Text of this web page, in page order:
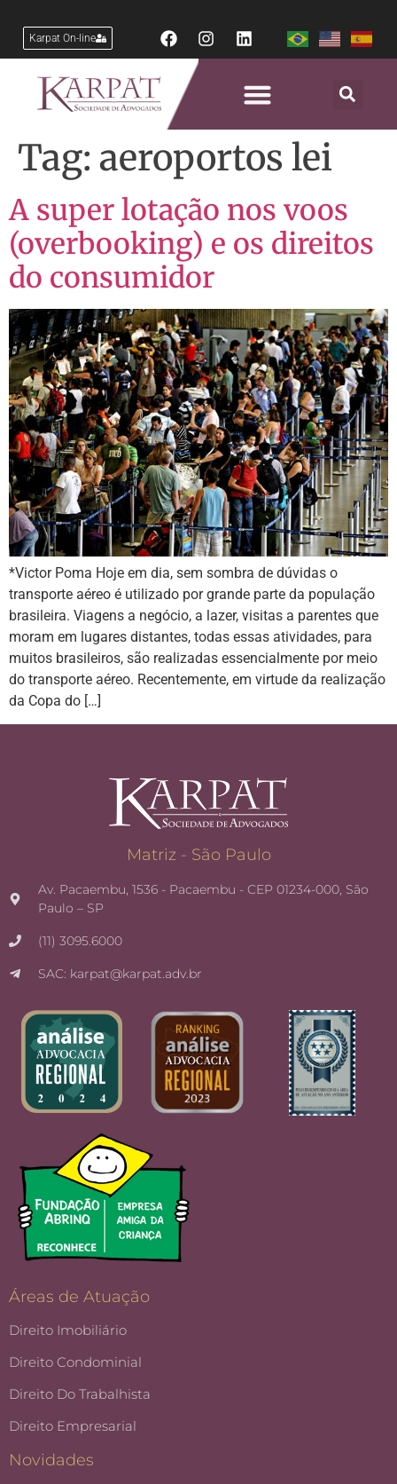
Karpat On-line
Tag: aeroportos lei
A super lotação nos voos
(overbooking) e os direitos
do consumidor
*Victor Poma Hoje em dia, sem sombra de dúvidas o
transporte aéreo é utilizado por grande parte da população
brasileira. Viagens a negócio, a lazer, visitas a parentes que
moram em lugares distantes, todas essas atividades, para
muitos brasileiros, são realizadas essencialmente por meio
do transporte aéreo. Recentemente, em virtude da realização
da Copa do […]
Matriz - São Paulo
Av. Pacaembu, 1536 - Pacaembu - CEP 01234-000, São
Paulo – SP
(11) 3095.6000
SAC: karpat@karpat.adv.br
Áreas de Atuação
Direito Imobiliário
Direito Condominial
Direito Do Trabalhista
Direito Empresarial
Novidades